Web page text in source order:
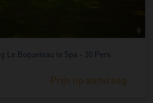
Le Boqueteau te Spa - 30 Pers.
Prijs op aanvraag